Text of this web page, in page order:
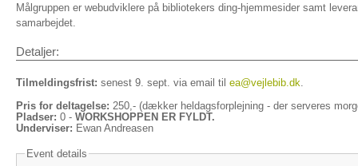
Målgruppen er webudviklere på bibliotekers ding-hjemmesider samt
samarbejdet.
Detaljer:
Tilmeldingsfrist: senest 9. sept. via email til ea@vejlebib.dk
Pris for deltagelse: 250,- (dækker heldagsforplejning - der serveres
Pladser: 0 - WORKSHOPPEN ER FYLDT.
Underviser: Ewan Andreasen
Event details